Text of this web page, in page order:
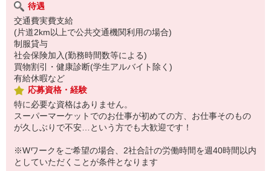
待遇
交通費実費支給
(片道2km以上で公共交通機関利用の場合)
制服貸与
社会保険加入(勤務時間数等による)
買物割引・健康診断(学生アルバイト除く)
有給休暇など
応募資格・経験
特に必要な資格はありません。
スーパーマーケットでのお仕事が初めての方、お仕事そのもの
が久しぶりで不安…という方でも大歓迎です！
※Wワークをご希望の場合、2社合計の労働時間を週40時間以内
としていただくことが条件となります